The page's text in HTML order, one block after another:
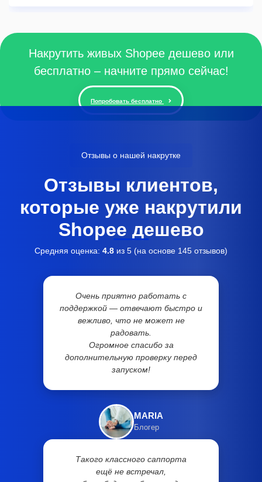
Накрутить живых Shopee дешево или
бесплатно – начните прямо сейчас!
Попробовать бесплатно
Отзывы о нашей накрутке
Отзывы клиентов,
которые уже накрутили
Shopee дешево
Средняя оценка: 4.8 из 5 (на основе 145 отзывов)
Очень приятно работать с
поддержкой — отвечают быстро и
вежливо, что не может не
радовать.
Огромное спасибо за
дополнительную проверку перед
запуском!
MARIA
Блогер
Такого классного саппорта
ещё не встречал,